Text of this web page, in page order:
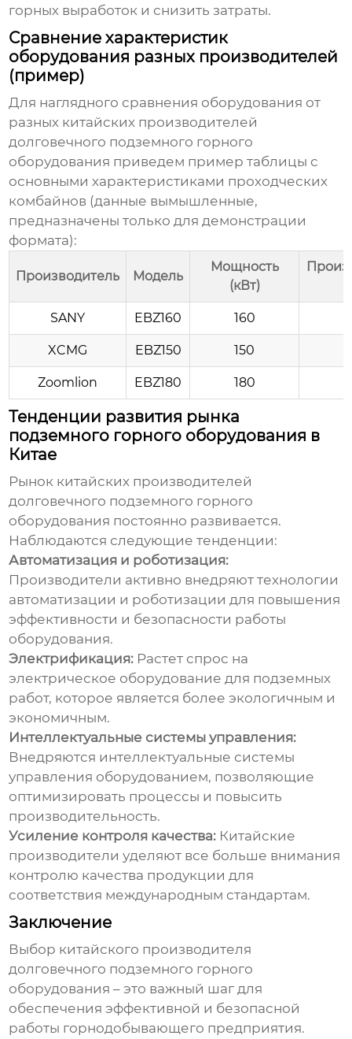
горных выработок и снизить затраты.
Сравнение характеристик
оборудования разных производителей
(пример)
Для наглядного сравнения оборудования от
разных китайских производителей
долговечного подземного горного
оборудования приведем пример таблицы с
основными характеристиками проходческих
комбайнов (данные вымышленные,
предназначены только для демонстрации
формата):
Производитель Модель
Мощность
(кВт)
SANY EBZ160 160
XCMG EBZ150 150
Zoomlion EBZ180 180
Тенденции развития рынка
подземного горного оборудования в
Китае
Рынок китайских производителей
долговечного подземного горного
оборудования постоянно развивается.
Наблюдаются следующие тенденции:
Автоматизация и роботизация:
Производители активно внедряют технологии
автоматизации и роботизации для повышения
эффективности и безопасности работы
оборудования.
Электрификация: Растет спрос на
электрическое оборудование для подземных
работ, которое является более экологичным и
экономичным.
Интеллектуальные системы управления:
Внедряются интеллектуальные системы
управления оборудованием, позволяющие
оптимизировать процессы и повысить
производительность.
Усиление контроля качества: Китайские
производители уделяют все больше внимания
контролю качества продукции для
соответствия международным стандартам.
Заключение
Выбор китайского производителя
долговечного подземного горного
оборудования – это важный шаг для
обеспечения эффективной и безопасной
работы горнодобывающего предприятия.